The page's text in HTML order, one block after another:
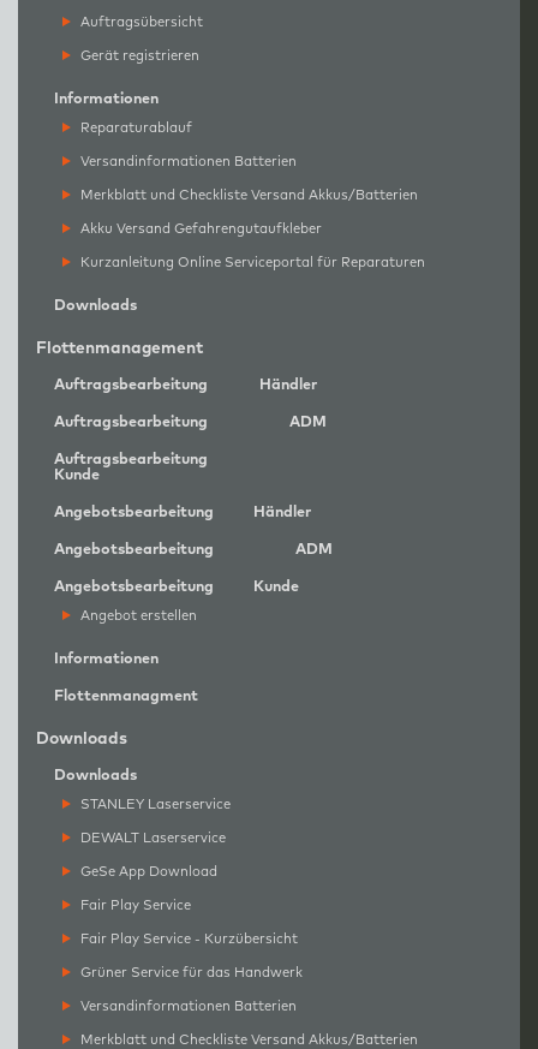
Auftragsübersicht
Gerät registrieren
Informationen
Reparaturablauf
Versandinformationen Batterien
Merkblatt und Checkliste Versand Akkus/Batterien
Akku Versand Gefahrengutaufkleber
Kurzanleitung Online Serviceportal für Reparaturen
Downloads
Flottenmanagement
Auftragsbearbeitung Händler
Auftragsbearbeitung ADM
Auftragsbearbeitung
Kunde
Angebotsbearbeitung Händler
Angebotsbearbeitung ADM
Angebotsbearbeitung Kunde
Angebot erstellen
Informationen
Flottenmanagment
Downloads
Downloads
STANLEY Laserservice
DEWALT Laserservice
GeSe App Download
Fair Play Service
Fair Play Service - Kurzübersicht
Grüner Service für das Handwerk
Versandinformationen Batterien
Merkblatt und Checkliste Versand Akkus/Batterien